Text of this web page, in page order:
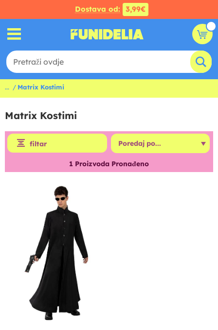
Dostava od: 3,99€
... Matrix Kostimi
Matrix Kostimi
filtar
1 Proizvoda Pronađeno